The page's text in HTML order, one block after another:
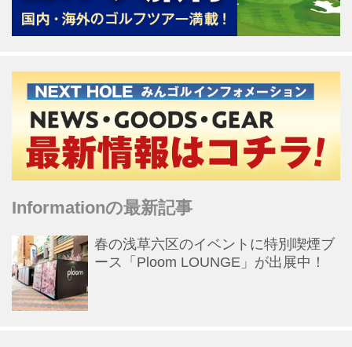
Informationの最新記事
春の浅草六区のイベントに特別喫煙ブ
ース「Ploom LOUNGE」が出展中！